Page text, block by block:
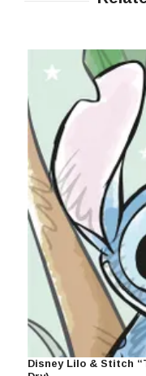
Disney Lilo & Stitch